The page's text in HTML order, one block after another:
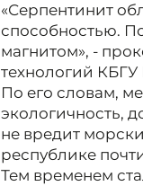
«Серпентинит
способностью.
магнитом», -
технологий КБГУ
По его словам,
экологичность,
не вредит
республике
Тем временем